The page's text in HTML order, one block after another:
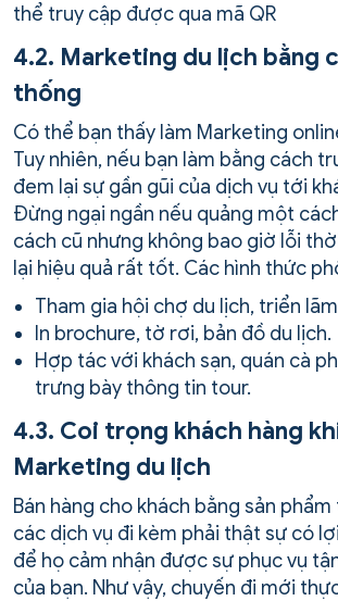
thể truy cập được qua mã QR
4.2. Marketing du lịch bằng
thống
Có thể bạn thấy làm Marketing
Tuy nhiên, nếu bạn làm bằng cách
đem lại sự gần gũi của dịch vụ tới
Đừng ngại ngần nếu quảng một
cách cũ nhưng không bao giờ lỗi
lại hiệu quả rất tốt. Các hình thức
Tham gia hội chợ du lịch, triển
In brochure, tờ rơi, bản đồ du lịch.
Hợp tác với khách sạn, quán cà
trưng bày thông tin tour.
4.3. Coi trọng khách hàng
Marketing du lịch
Bán hàng cho khách bằng sản
các dịch vụ đi kèm phải thật sự có
để họ cảm nhận được sự phục vụ
của bạn. Như vậy, chuyến đi mới